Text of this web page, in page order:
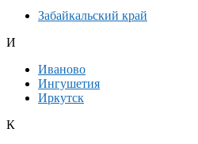
Забайкальский край
И
Иваново
Ингушетия
Иркутск
К